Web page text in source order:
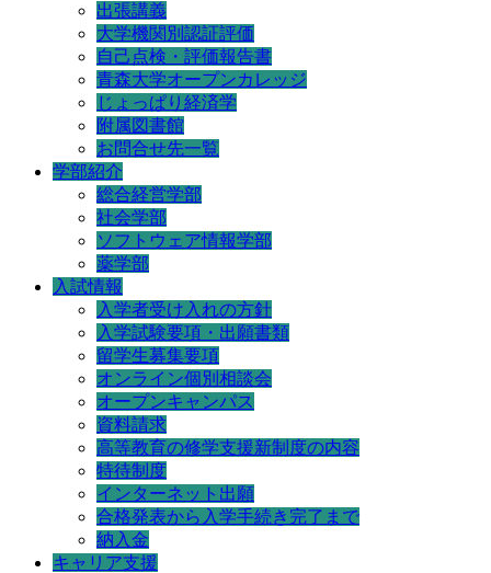
出張講義
大学機関別認証評価
自己点検・評価報告書
青森大学オープンカレッジ
じょっぱり経済学
附属図書館
お問合せ先一覧
学部紹介
総合経営学部
社会学部
ソフトウェア情報学部
薬学部
入試情報
入学者受け入れの方針
入学試験要項・出願書類
留学生募集要項
オンライン個別相談会
オープンキャンパス
資料請求
高等教育の修学支援新制度の内容
特待制度
インターネット出願
合格発表から入学手続き完了まで
納入金
キャリア支援